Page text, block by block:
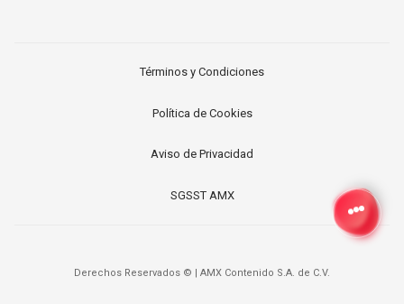
Términos y Condiciones
Política de Cookies
Aviso de Privacidad
SGSST AMX
Derechos Reservados © AMX Contenido S.A. de C.V.